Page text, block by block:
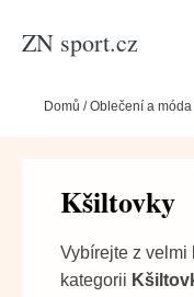
ZN sport.cz
Domů /Oblečení a móda
Kšiltovky
Vybírejte z velmi
kategorii